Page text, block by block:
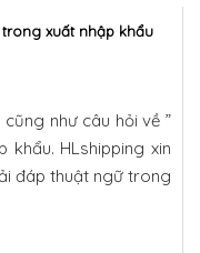
xuất nhập khẩu
như câu hỏi về ”
HLshipping xin
đáp thuật ngữ trong